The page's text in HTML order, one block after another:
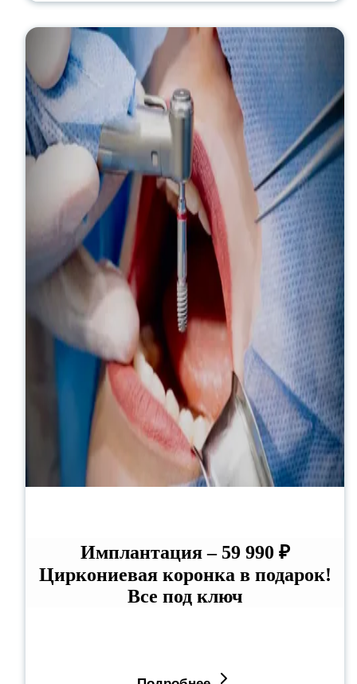
Имплантация – 59 990 ₽
Циркониевая коронка в подарок!
Все под ключ